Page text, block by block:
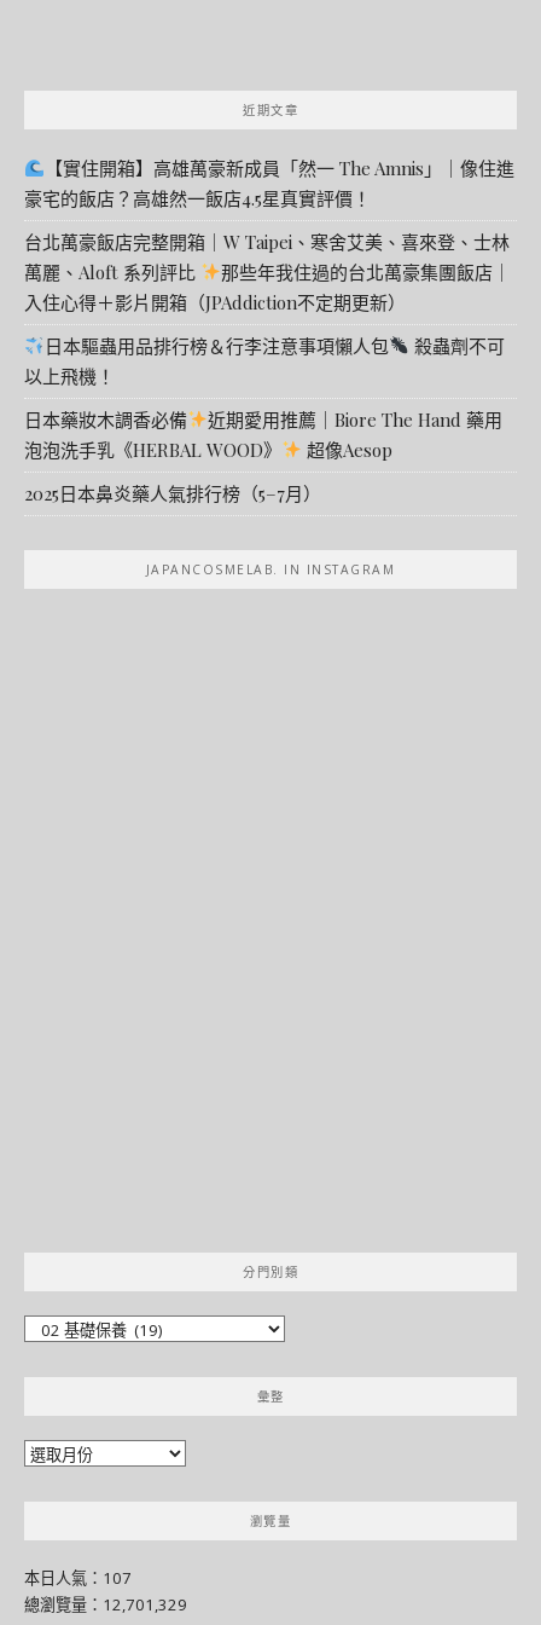
近期文章
【實住開箱】高雄萬豪新成員「然一 The Amnis」｜像住進
豪宅的飯店？高雄然一飯店4.5星真實評價！
台北萬豪飯店完整開箱｜W Taipei、寒舍艾美、喜來登、士林
萬麗、Aloft 系列評比
那些年我住過的台北萬豪集團飯店｜
入住心得＋影片開箱（JPAddiction不定期更新）
日本驅蟲用品排行榜＆行李注意事項懶人包
殺蟲劑不可
以上飛機！
日本藥妝木調香必備
近期愛用推薦｜Biore The Hand 藥用
泡泡洗手乳《HERBAL WOOD》
超像Aesop
2025日本鼻炎藥人氣排行榜（5–7月）
JAPANCOSMELAB. IN INSTAGRAM
分門別類
別
彙整
彙
瀏覽量
本日人氣：107
總瀏覽量：12,701,329